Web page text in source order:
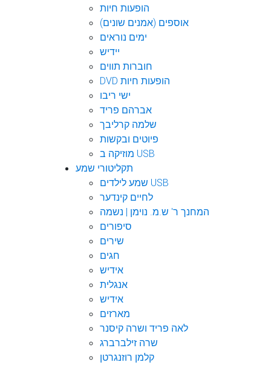
הופעות חיות
אוספים (אמנים שונים)
ימים נוראים
יידיש
חוברות תווים
DVD הופעות חיות
ישי ריבו
אברהם פריד
שלמה קרליבך
פיוטים ובקשות
מוזיקה ב USB
תקליטורי שמע
שמע לילדים USB
לחיים קינדער
המחנך ר' ש.מ. נוימן | נשמה
סיפורים
שירים
חגים
אידיש
אנגלית
אידיש
מארזים
לאה פריד ושרה קיסנר
שרה זילברברג
קלמן רוזנגרטן